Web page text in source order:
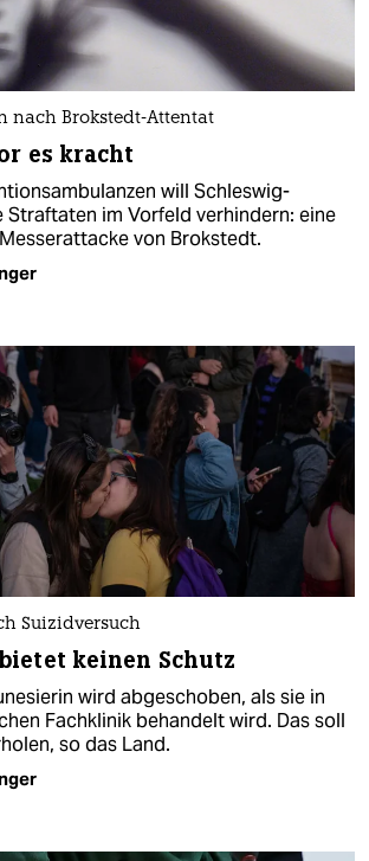
nach Brokstedt-Attentat
es kracht
will Schleswig-
Straftaten im Vorfeld verhindern: eine
von Brokstedt.
Suizidversuch
keinen Schutz
wird abgeschoben, als sie in
Fachklinik behandelt wird. Das soll
so das Land.